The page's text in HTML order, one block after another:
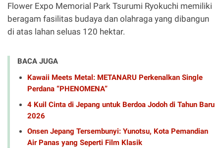
Flower Expo Memorial Park Tsurumi Ryokuchi memiliki
beragam fasilitas budaya dan olahraga yang dibangun
di atas lahan seluas 120 hektar.
BACA JUGA
Kawaii Meets Metal: METANARU Perkenalkan Single
Perdana “PHENOMENA”
4 Kuil Cinta di Jepang untuk Berdoa Jodoh di Tahun Baru
2026
Onsen Jepang Tersembunyi: Yunotsu, Kota Pemandian
Air Panas yang Seperti Film Klasik